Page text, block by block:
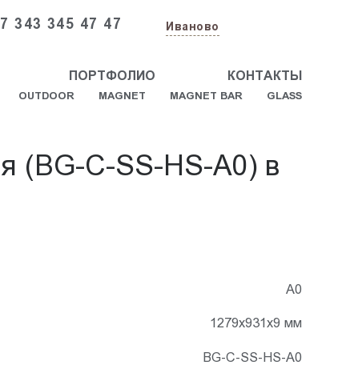
343 345 47 47 Иваново
ПОРТФОЛИО КОНТАКТЫ
OUTDOOR MAGNET MAGNET BAR GLASS
(BG-C-SS-HS-A0) в
А0
1279x931x9 мм
BG-C-SS-HS-A0